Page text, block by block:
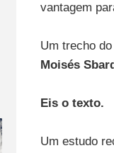
vantagem
Um trecho
Moisés
Eis o texto.
Um estudo